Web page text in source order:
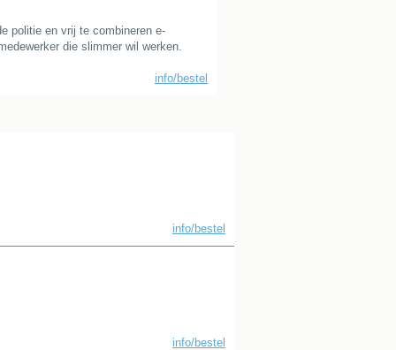
politie en vrij te combineren e-
die slimmer wil werken.
info/bestel
info/bestel
info/bestel